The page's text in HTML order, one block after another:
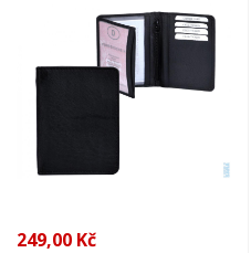
249,00 Kč